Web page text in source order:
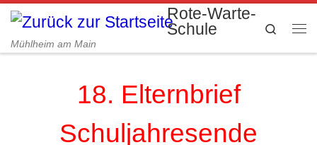
Zum Inhalt springen
Rote-Warte-
Schule
Mühlheim am Main
Search
18. Elternbrief
Schuljahresende